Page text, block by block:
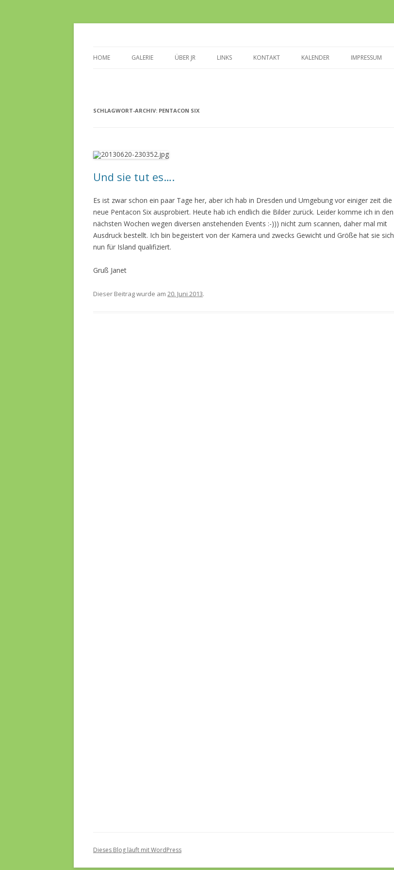
HOME GALERIE ÜBER JR LINKS KONTAKT KALENDER IMPRESSUM
SCHLAGWORT-ARCHIV: PENTACON SIX
Und sie tut es….
Es ist zwar schon ein paar Tage her, aber ich hab in Dresden und Umgebung vor einiger zeit die
neue Pentacon Six ausprobiert. Heute hab ich endlich die Bilder zurück. Leider komme ich in den
nächsten Wochen wegen diversen anstehenden Events :-))) nicht zum scannen, daher mal mit
Ausdruck bestellt. Ich bin begeistert von der Kamera und zwecks Gewicht und Größe hat sie sich
nun für Island qualifiziert.
Gruß Janet
Dieser Beitrag wurde am 20. Juni 2013.
Dieses Blog läuft mit WordPress